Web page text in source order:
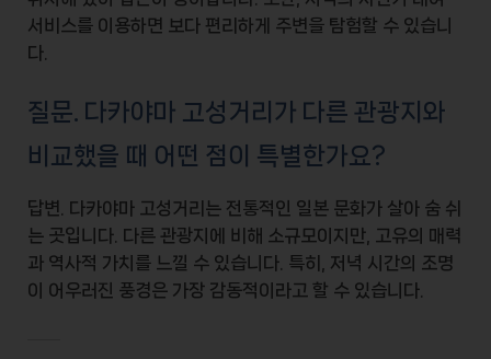
서비스를 이용하면 보다 편리하게 주변을 탐험할 수 있습니
다.
질문. 다카야마 고성거리가 다른 관광지와
비교했을 때 어떤 점이 특별한가요?
답변. 다카야마 고성거리는 전통적인 일본 문화가 살아 숨 쉬
는 곳입니다. 다른 관광지에 비해 소규모이지만, 고유의 매력
과 역사적 가치 를 느낄 수 있습니다. 특히, 저녁 시간의 조명
이 어우러진 풍경은 가장 감동적이라고 할 수 있습니다.